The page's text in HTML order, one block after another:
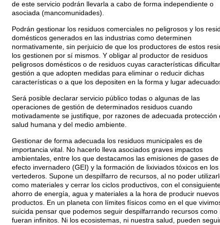
de este servicio podrán llevarla a cabo de forma independiente o
asociada (mancomunidades).
Podrán gestionar los residuos comerciales no peligrosos y los
domésticos generados en las industrias como determinen
normativamente, sin perjuicio de que los productores de estos
los gestionen por sí mismos. Y obligar al productor de residuos
peligrosos domésticos o de residuos cuyas características
gestión a que adopten medidas para eliminar o reducir dichas
características o a que los depositen en la forma y lugar
Será posible declarar servicio público todas o algunas de las
operaciones de gestión de determinados residuos cuando
motivadamente se justifique, por razones de adecuada protección
salud humana y del medio ambiente.
Gestionar de forma adecuada los residuos municipales es de
importancia vital. No hacerlo lleva asociados graves impactos
ambientales, entre los que destacamos las emisiones de gases de
efecto invernadero (GEI) y la formación de lixiviados tóxicos en los
vertederos. Supone un despilfarro de recursos, al no poder
como materiales y cerrar los ciclos productivos, con el
ahorro de energía, agua y materiales a la hora de producir nuevos
productos. En un planeta con límites físicos como en el que
suicida pensar que podemos seguir despilfarrando recursos como
fueran infinitos. Ni los ecosistemas, ni nuestra salud, pueden